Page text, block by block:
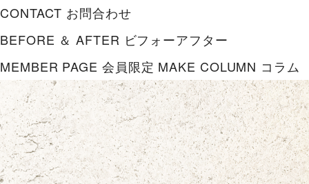
CONTACT お問合わせ
BEFORE ＆ AFTER ビフォーアフター
MEMBER PAGE 会員限定 MAKE COLUMN コラム